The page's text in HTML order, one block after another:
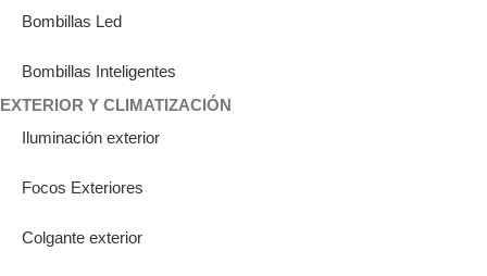
Bombillas Led
Bombillas Inteligentes
EXTERIOR Y CLIMATIZACIÓN
Iluminación exterior
Focos Exteriores
Colgante exterior